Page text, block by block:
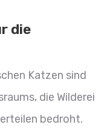
die
Katzen sind
die Wilderei
bedroht.